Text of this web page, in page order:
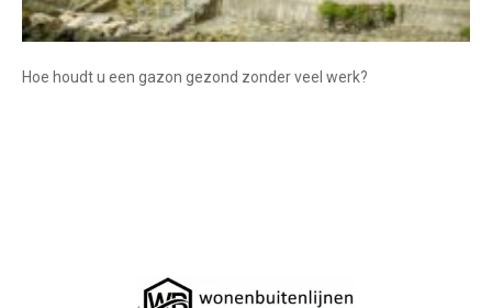
Hoe houdt u een gazon gezond zonder veel werk?